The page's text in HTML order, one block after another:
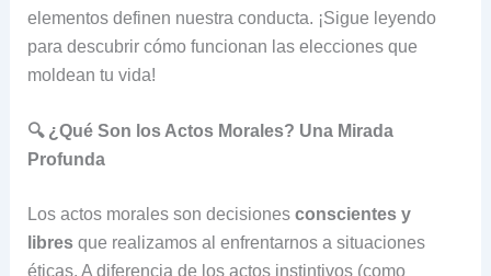
elementos definen nuestra conducta. ¡Sigue leyendo
para descubrir cómo funcionan las elecciones que
moldean tu vida!
🔍 ¿Qué Son los Actos Morales? Una Mirada
Profunda
Los actos morales son decisiones conscientes y
libresque realizamos al enfrentarnos a situaciones
éticas. A diferencia de los actos instintivos (como